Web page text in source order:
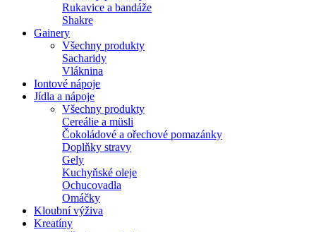
Rukavice a bandáže
Shakre
Gainery
Všechny produkty
Sacharidy
Vláknina
Iontové nápoje
Jídla a nápoje
Všechny produkty
Cereálie a müsli
Čokoládové a ořechové pomazánky
Doplňky stravy
Gely
Kuchyňské oleje
Ochucovadla
Omáčky
Kloubní výživa
Kreatíny